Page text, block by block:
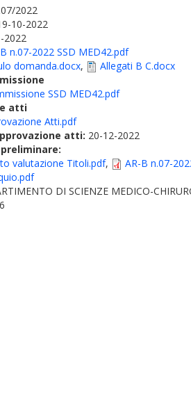
2022
10-2022
2022
n.07-2022 SSD MED42.pdf
domanda.docx,
Allegati B C.docx
SSD MED42.pdf
atti
Atti.pdf
atti: 20-12-2022
valutazione Titoli.pdf, AR-B n.07-
DI SCIENZE MEDICO-